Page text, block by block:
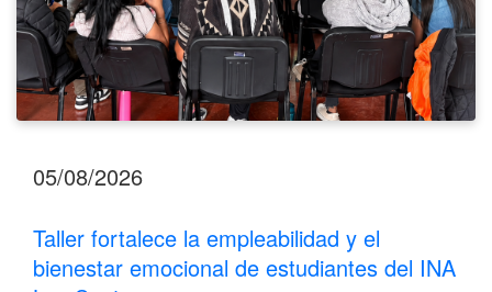
Los
Santos
05/08/2026
Taller fortalece la empleabilidad y el
bienestar emocional de estudiantes del INA